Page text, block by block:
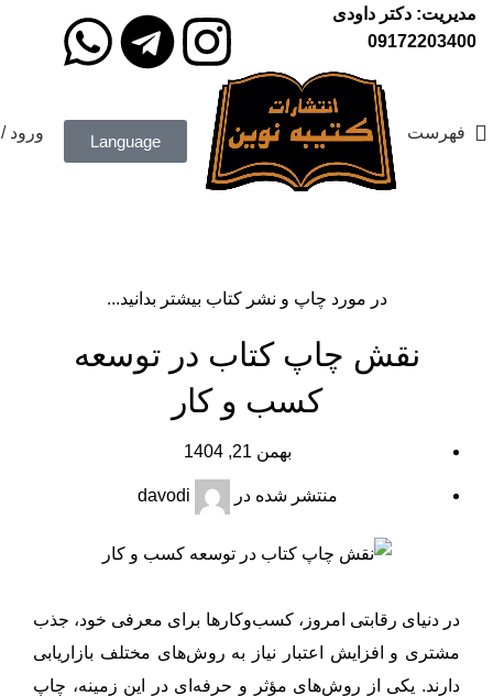
مدیریت: دکتر داودی
09172203400
فهرست Language ورود
در مورد چاپ و نشر کتاب بیشتر بدانید...
نقش چاپ کتاب در توسعه
کسب و کار
بهمن 21, 1404
منتشر شده در davodi
در دنیای رقابتی امروز، کسب‌وکارها برای معرفی خود، جذب
مشتری و افزایش اعتبار نیاز به روش‌های مختلف بازاریابی
دارند. یکی از روش‌های مؤثر و حرفه‌ای در این زمینه، چاپ